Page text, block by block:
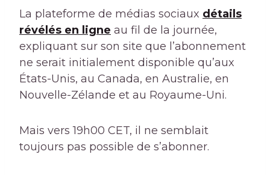
La plateforme de médias sociaux détails
révélés en ligne au fil de la journée,
expliquant sur son site que l’abonnement
ne serait initialement disponible qu’aux
États-Unis, au Canada, en Australie, en
Nouvelle-Zélande et au Royaume-Uni.
Mais vers 19h00 CET, il ne semblait
toujours pas possible de s’abonner.